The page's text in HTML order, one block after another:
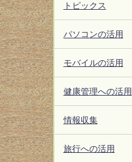
トピックス
パソコンの活用
モバイルの活用
健康管理への活用
情報収集
旅行への活用